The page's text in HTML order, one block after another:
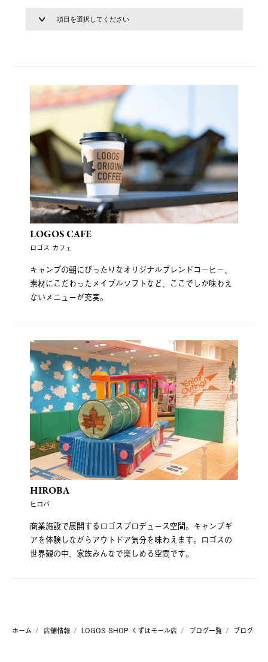
LOGOS CAFE
ロゴス カフェ
キャンプの朝にぴったりなオリジナルブレンドコーヒー、
素材にこだわったメイプルソフトなど、ここでしか味わえ
ないメニューが充実。
HIROBA
ヒロバ
商業施設で展開するロゴスプロデュース空間。キャンプギ
アを体験しながらアウトドア気分を味わえます。ロゴスの
世界観の中、家族みんなで楽しめる空間です。
ホーム 店舗情報 LOGOS SHOP くずはモール店 ブログ一覧 ブログ